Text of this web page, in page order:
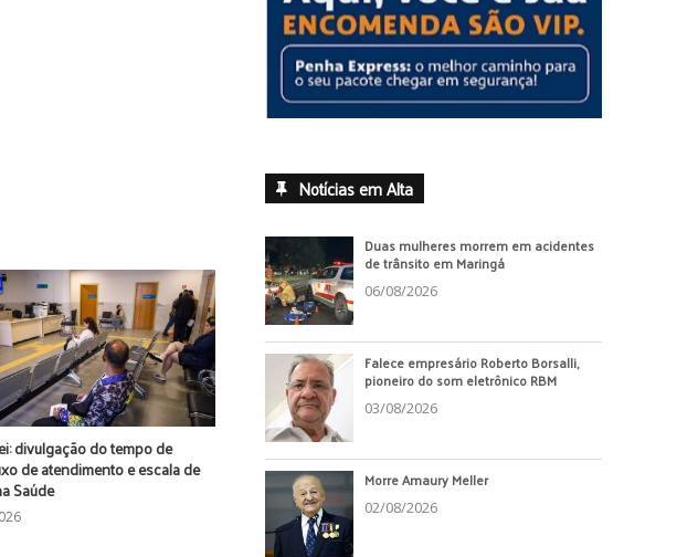
divulgação do tempo de
de atendimento e escala de
Saúde
Notícias em Alta
Duas mulheres morrem em acidentes
de trânsito em Maringá
06/08/2026
Falece empresário Roberto Borsalli,
pioneiro do som eletrônico RBM
03/08/2026
Morre Amaury Meller
02/08/2026